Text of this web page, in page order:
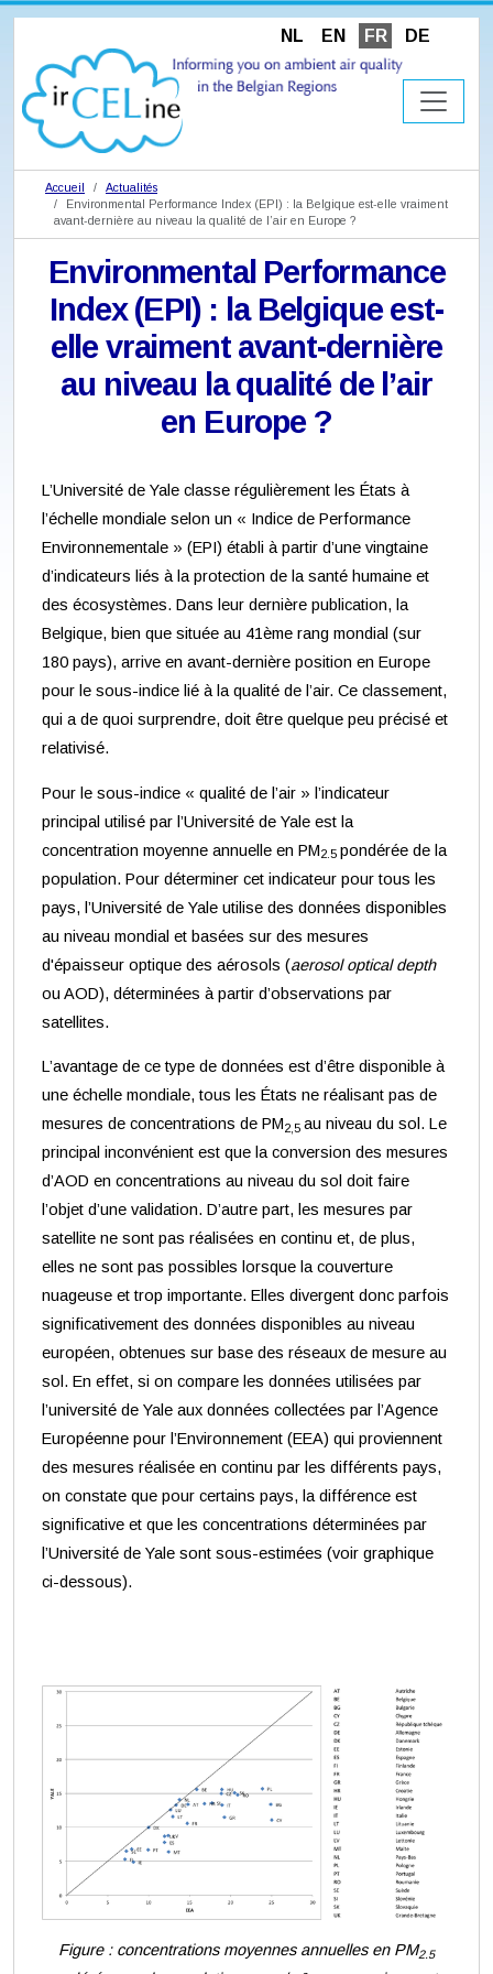
NL EN FR DE
Accueil
Actualités
Environmental Performance Index (EPI) : la Belgique est-elle vraiment
avant-dernière au niveau la qualité de l’air en Europe ?
Environmental Performance
Index (EPI) : la Belgique est-
elle vraiment avant-dernière
au niveau la qualité de l’air
en Europe ?
L’Université de Yale classe régulièrement les États à
l’échelle mondiale selon un « Indice de Performance
Environnementale » (EPI) établi à partir d’une vingtaine
d’indicateurs liés à la protection de la santé humaine et
des écosystèmes. Dans leur dernière publication, la
Belgique, bien que située au 41ème rang mondial (sur
180 pays), arrive en avant-dernière position en Europe
pour le sous-indice lié à la qualité de l’air. Ce classement,
qui a de quoi surprendre, doit être quelque peu précisé et
relativisé.
Pour le sous-indice « qualité de l’air » l’indicateur
principal utilisé par l’Université de Yale est la
concentration moyenne annuelle en PM2.5 pondérée de la
population. Pour déterminer cet indicateur pour tous les
pays, l’Université de Yale utilise des données disponibles
au niveau mondial et basées sur des mesures
d'épaisseur optique des aérosols (aerosol optical depth
ou AOD), déterminées à partir d’observations par
satellites.
L’avantage de ce type de données est d’être disponible à
une échelle mondiale, tous les États ne réalisant pas de
mesures de concentrations de PM2,5au niveau du sol. Le
principal inconvénient est que la conversion des mesures
d’AOD en concentrations au niveau du sol doit faire
l’objet d’une validation. D’autre part, les mesures par
satellite ne sont pas réalisées en continu et, de plus,
elles ne sont pas possibles lorsque la couverture
nuageuse et trop importante. Elles divergent donc parfois
significativement des données disponibles au niveau
européen, obtenues sur base des réseaux de mesure au
sol. En effet, si on compare les données utilisées par
l’université de Yale aux données collectées par l’Agence
Européenne pour l’Environnement (EEA) qui proviennent
des mesures réalisée en continu par les différents pays,
on constate que pour certains pays, la différence est
significative et que les concentrations déterminées par
l’Université de Yale sont sous-estimées (voir graphique
ci-dessous).
Figure : concentrations moyennes annuelles en PM2.5